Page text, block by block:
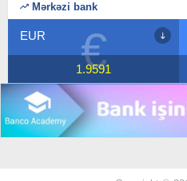
Mərkəzi bank
₽
RUB
2.0816